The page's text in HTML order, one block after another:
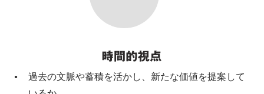
過去の文脈や蓄積を活かし、新たな価値を提案して